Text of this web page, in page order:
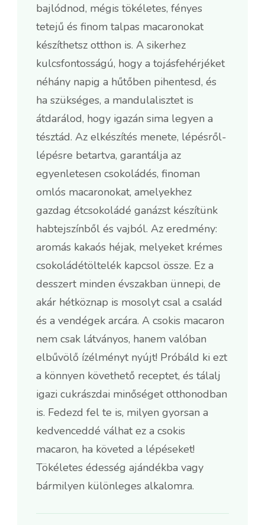
bajlódnod, mégis tökéletes, fényes
tetejű és finom talpas macaronokat
készíthetsz otthon is. A sikerhez
kulcsfontosságú, hogy a tojásfehérjéket
néhány napig a hűtőben pihentesd, és
ha szükséges, a mandulalisztet is
átdarálod, hogy igazán sima legyen a
tésztád. Az elkészítés menete, lépésről-
lépésre betartva, garantálja az
egyenletesen csokoládés, finoman
omlós macaronokat, amelyekhez
gazdag étcsokoládé ganázst készítünk
habtejszínből és vajból. Az eredmény:
aromás kakaós héjak, melyeket krémes
csokoládétöltelék kapcsol össze. Ez a
desszert minden évszakban ünnepi, de
akár hétköznap is mosolyt csal a család
és a vendégek arcára. A csokis macaron
nem csak látványos, hanem valóban
elbűvölő ízélményt nyújt! Próbáld ki ezt
a könnyen követhető receptet, és tálalj
igazi cukrászdai minőséget otthonodban
is. Fedezd fel te is, milyen gyorsan a
kedvenceddé válhat ez a csokis
macaron, ha követed a lépéseket!
Tökéletes édesség ajándékba vagy
bármilyen különleges alkalomra.